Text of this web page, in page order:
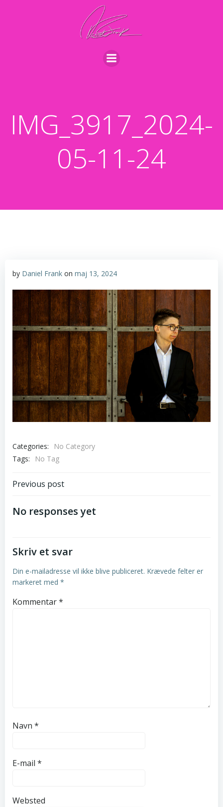
til
indhold
IMG_3917_2024-
05-11-24
by Daniel Frank on maj 13, 2024
Categories:
No Category
Tags:
No Tag
Post
navigation
Previous post
No responses yet
Skriv et svar
Din e-mailadresse vil ikke blive publiceret. Krævede felter er
markeret med *
Kommentar*
Navn *
E-mail *
Websted